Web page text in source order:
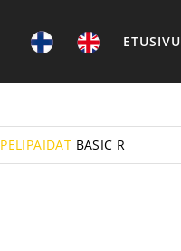
ETUSIVU
PELIPAIDAT BASIC R